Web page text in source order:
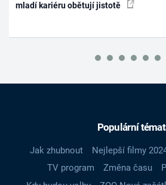
mladí kariéru obětují jistotě
Populární
Jak zhubnout Nejlepší filmy
TV program
Změna času